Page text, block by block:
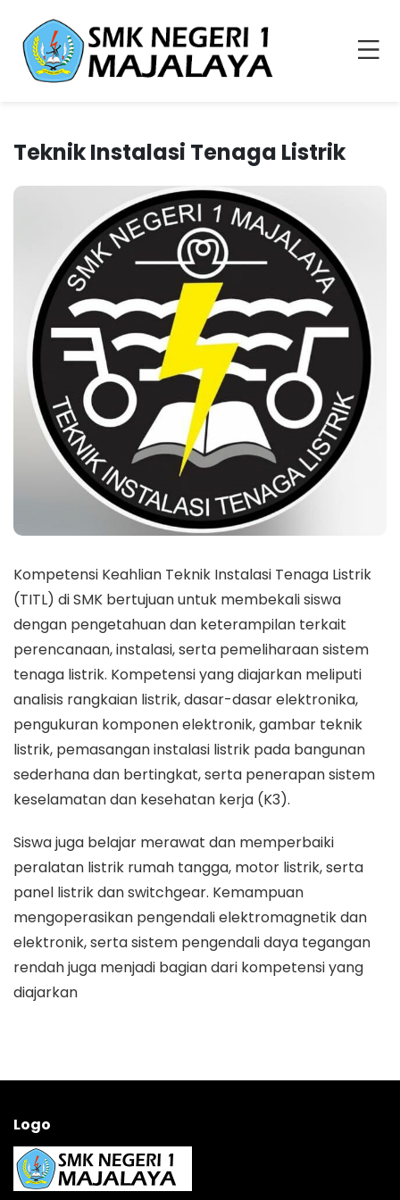
Teknik Instalasi Tenaga Listrik
Kompetensi Keahlian Teknik Instalasi Tenaga Listrik
(TITL) di SMK bertujuan untuk membekali siswa
dengan pengetahuan dan keterampilan terkait
perencanaan, instalasi, serta pemeliharaan sistem
tenaga listrik. Kompetensi yang diajarkan meliputi
analisis rangkaian listrik, dasar-dasar elektronika,
pengukuran komponen elektronik, gambar teknik
listrik, pemasangan instalasi listrik pada bangunan
sederhana dan bertingkat, serta penerapan sistem
keselamatan dan kesehatan kerja (K3).
Siswa juga belajar merawat dan memperbaiki
peralatan listrik rumah tangga, motor listrik, serta
panel listrik dan switchgear. Kemampuan
mengoperasikan pengendali elektromagnetik dan
elektronik, serta sistem pengendali daya tegangan
rendah juga menjadi bagian dari kompetensi yang
diajarkan​
Logo